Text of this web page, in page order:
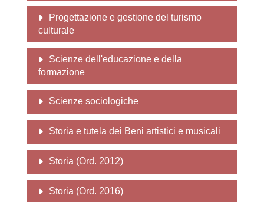
Progettazione e gestione del turismo
culturale
Scienze dell'educazione e della
formazione
Scienze sociologiche
Storia e tutela dei Beni artistici e musicali
Storia (Ord. 2012)
Storia (Ord. 2016)